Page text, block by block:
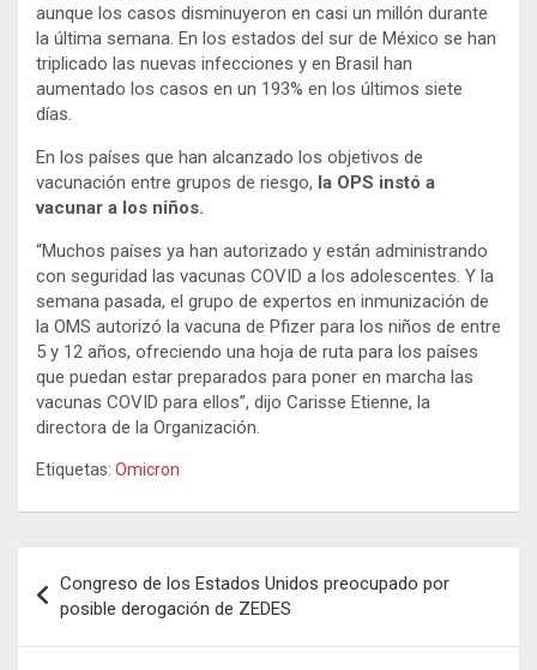
aunque los casos disminuyeron en casi un millón durante
la última semana. En los estados del sur de México se han
triplicado las nuevas infecciones y en Brasil han
aumentado los casos en un 193% en los últimos siete
días.
En los países que han alcanzado los objetivos de
vacunación entre grupos de riesgo, la OPS instó a
vacunar a los niños.
“Muchos países ya han autorizado y están administrando
con seguridad las vacunas COVID a los adolescentes. Y la
semana pasada, el grupo de expertos en inmunización de
la OMS autorizó la vacuna de Pfizer para los niños de entre
5 y 12 años, ofreciendo una hoja de ruta para los países
que puedan estar preparados para poner en marcha las
vacunas COVID para ellos”, dijo Carisse Etienne, la
directora de la Organización.
Etiquetas: Omicron
de
entradas
Congreso de los Estados Unidos preocupado por
posible derogación de ZEDES